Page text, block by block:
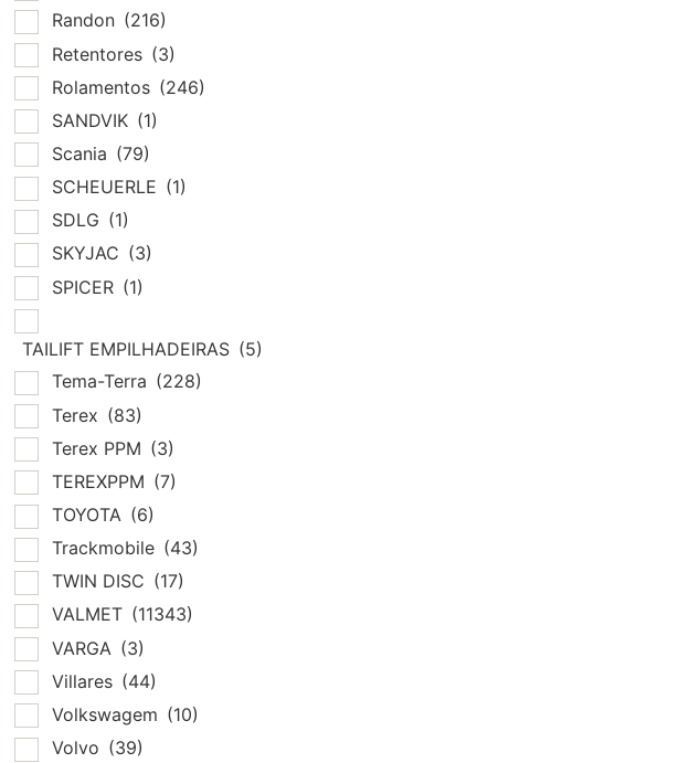
Randon (216)
Retentores (3)
Rolamentos (246)
SANDVIK (1)
Scania (79)
SCHEUERLE (1)
SDLG (1)
SKYJAC (3)
SPICER (1)
TAILIFT EMPILHADEIRAS (5)
Tema-Terra (228)
Terex (83)
Terex PPM (3)
TEREXPPM (7)
TOYOTA (6)
Trackmobile (43)
TWIN DISC (17)
VALMET (11343)
VARGA (3)
Villares (44)
Volkswagem (10)
Volvo (39)